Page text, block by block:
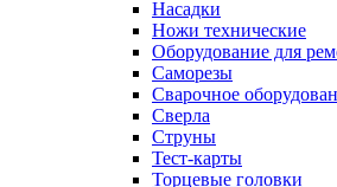
Насадки
Ножи технические
Оборудование для
Саморезы
Сварочное
Сверла
Струны
Тест-карты
Торцевые головки